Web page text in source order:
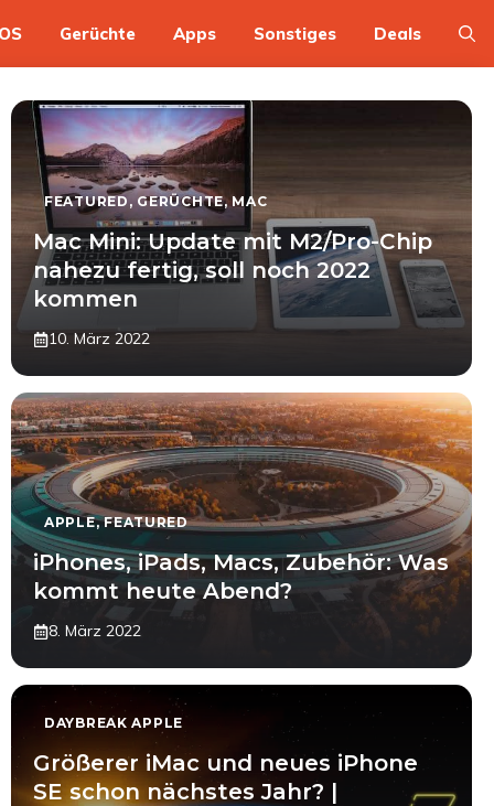
OS Gerüchte Apps Sonstiges Deals
FEATURED , GERÜCHTE,MAC
Mac Mini: Update mit M2/Pro-Chip
nahezu fertig, soll noch 2022
kommen
10. März 2022
APPLE,FEATURED
iPhones, iPads, Macs, Zubehör: Was
kommt heute Abend?
8. März 2022
DAYBREAK APPLE
Größerer iMac und neues iPhone
SE schon nächstes Jahr? |